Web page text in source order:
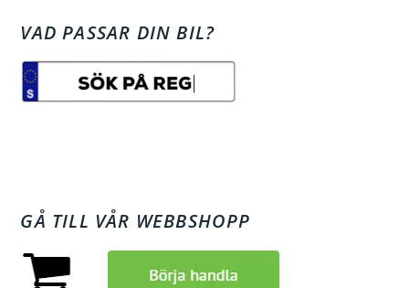
VAD PASSAR DIN BIL?
GÅ TILL VÅR WEBBSHOPP